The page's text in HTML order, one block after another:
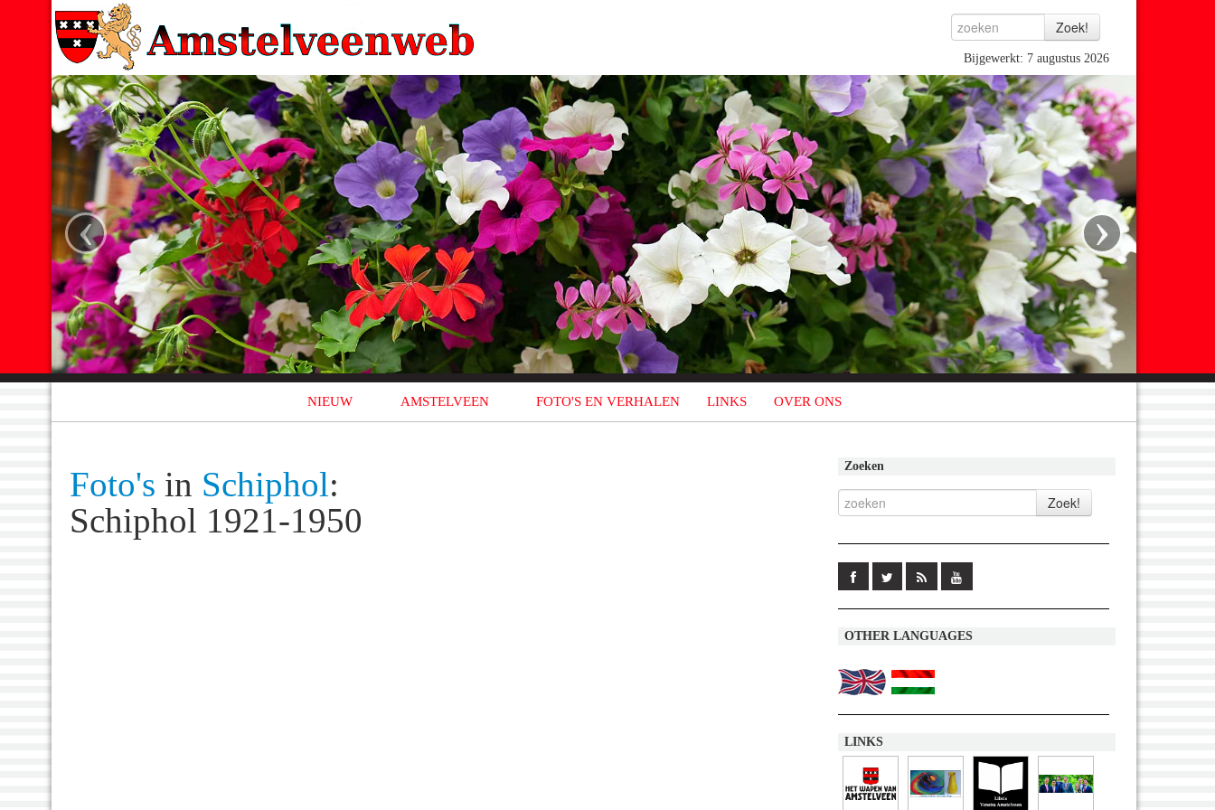
Bijgewerkt: 7 augustus 2026
‹ ›
NIEUW AMSTELVEEN FOTO'S EN VERHALEN LINKS OVER ONS
Foto's in Schiphol:
Schiphol 1921-1950
Zoeken
OTHER LANGUAGES
LINKS